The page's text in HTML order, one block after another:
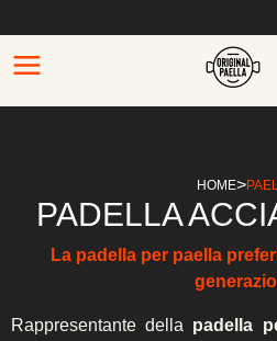
HOME>
PADELLA
La padella per paella
Rappresentante della padella